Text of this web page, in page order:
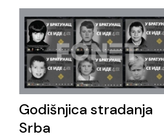
Godišnjica stradanja
Srba